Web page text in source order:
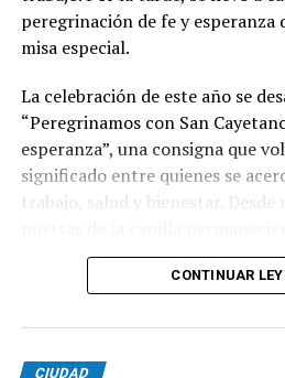
peregrinación de fe y esperanza
misa especial.
La celebración de este año se
“Peregrinamos con San
esperanza”, una consigna que
significado entre quienes se
trabajo, salud y bienestar. Desde
La imagen del santo salió del
las calles del barrio. Grandes,
sumaron al recorrido con
CONTINUAR
CIUDAD